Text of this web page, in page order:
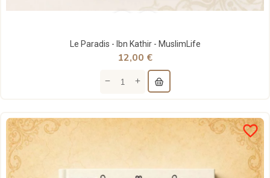
Le Paradis - Ibn Kathir - MuslimLife
12,00 €
favorite_border